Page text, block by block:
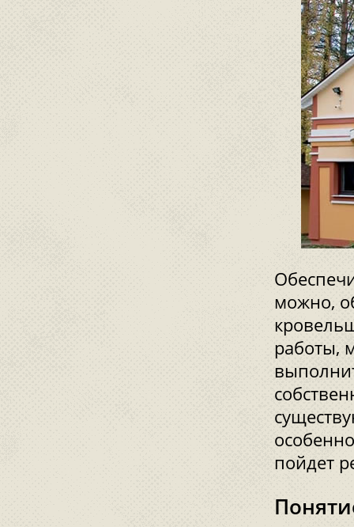
можно,
работы,
пойдет